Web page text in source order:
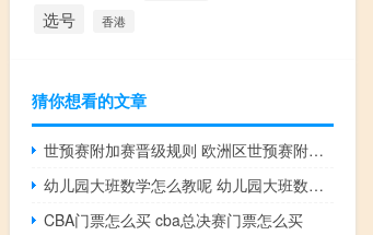
选号 香港
猜你想看的文章
世预赛附加赛晋级规则 欧洲区世预赛附加赛时间
幼儿园大班数学怎么教呢 幼儿园大班数学试卷
CBA门票怎么买 cba总决赛门票怎么买